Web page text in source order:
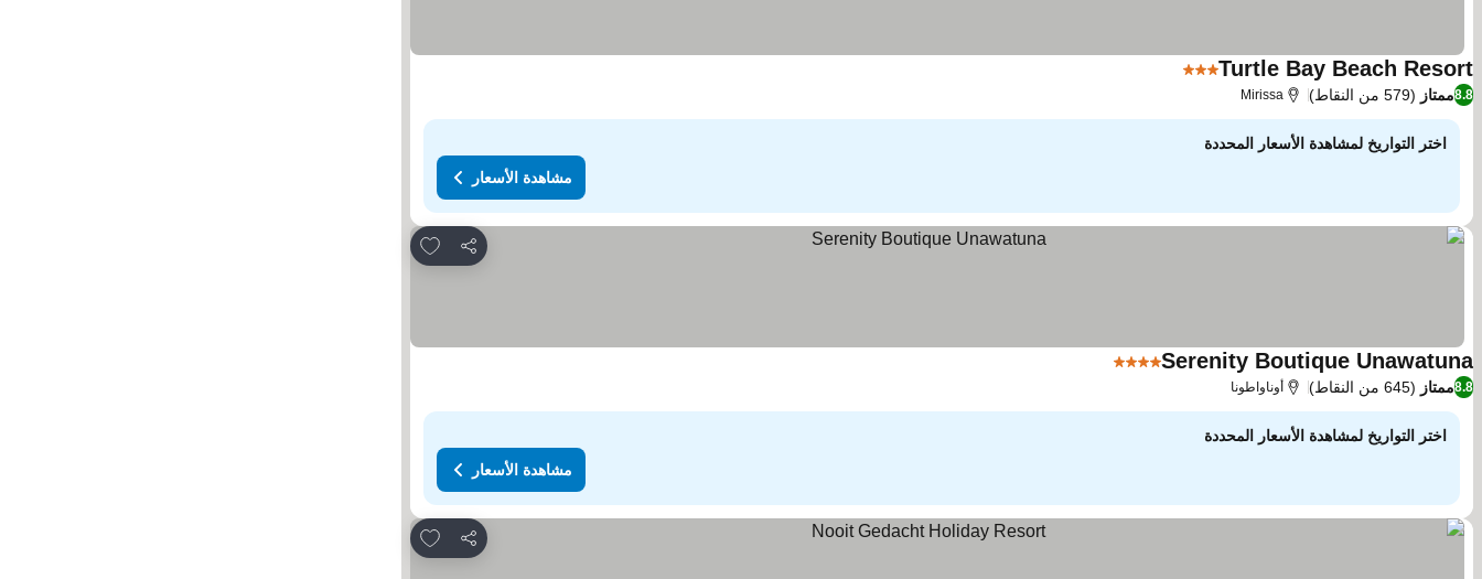
Turtle Bay Beach Resort3 عدد النجوم
8.8ممتاز (579 من النقاط) Mirissa
اختر التواريخ لمشاهدة الأسعار المحددة
مشاهدة الأسعار
مشاركة
Add to favorites
Serenity Boutique Unawatuna4 عدد النجوم
8.8ممتاز (645 من النقاط) أوناواطونا
اختر التواريخ لمشاهدة الأسعار المحددة
مشاهدة الأسعار
مشاركة
Add to favorites